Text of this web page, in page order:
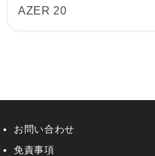
AZER 20
お問い合わせ
免責事項